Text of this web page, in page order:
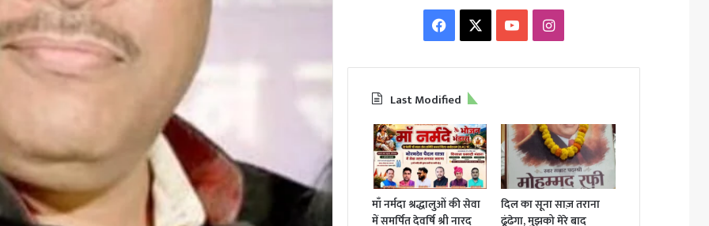
Facebook YouTubeInstagram
Last Modified
माँ नर्मदा श्रद्धालुओं की सेवा
में समर्पित देवर्षि श्री नारद
दिल का सूना साज़ तराना
ढूंढेगा, मुझको मेरे बाद